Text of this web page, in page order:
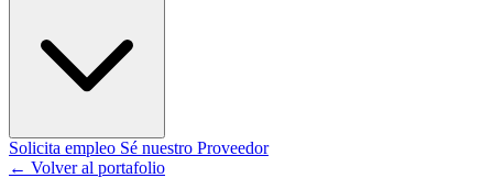
Solicita empleo Sé nuestro Proveedor
← Volver al portafolio